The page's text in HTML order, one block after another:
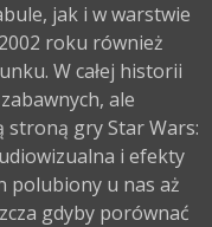
jak i w warstwie
roku również
W całej historii
ale
stroną gry Star Wars:
i efekty
polubiony u nas aż
gdyby porównać